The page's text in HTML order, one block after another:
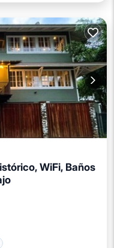
WiFi, Baños